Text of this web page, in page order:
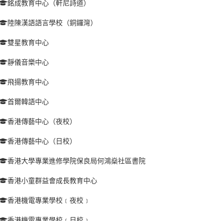
銘成教育中心（軒尼詩道）
陸陳漢語語言學校（銅鑼灣）
雙星教育中心
靜儀音樂中心
飛揚教育中心
首爾韓語中心
香港傳藝中心（夜校）
香港傳藝中心（日校）
香港大學專業進修學院保良局何鴻燊社區書院
香港小童群益會成長教育中心
香港機電專業學校﹝夜校﹞